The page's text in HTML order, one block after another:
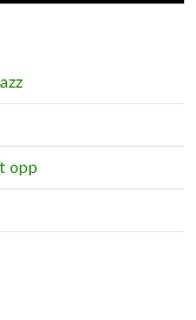
opp